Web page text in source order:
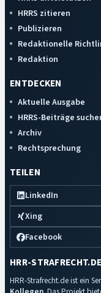
HRRS zitieren
Publizieren
Redaktionelle
Redaktion
ENTDECKEN
Aktuelle Ausgabe
HRRS-Beiträge
Archiv
Rechtsprechung
TEILEN
LinkedIn
Xing
Facebook
HRR-STRAFRECHT.DE
HRR-Strafrecht.de ist ein